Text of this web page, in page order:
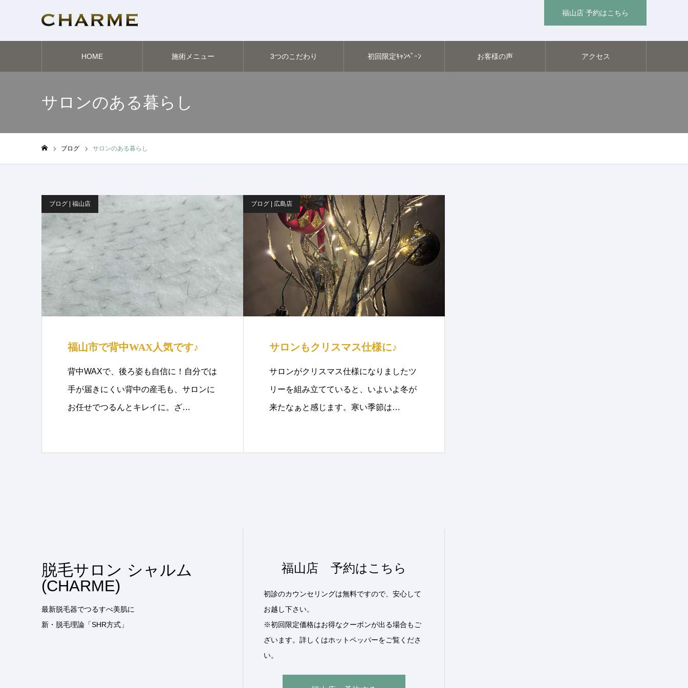
福山店 予約はこちら
HOME 施術メニュー 3つのこだわり 初回限定ｷｬﾝﾍﾟｰﾝ お客様の声 アクセス
サロンのある暮らし
ブログ サロンのある暮らし
ブログ | 福山店
福山市で背中WAX人気です♪
背中WAXで、後ろ姿も自信に！自分では
手が届きにくい背中の産毛も、サロンに
お任せでつるんとキレイに。ざ…
ブログ | 広島店
サロンもクリスマス仕様に♪
サロンがクリスマス仕様になりましたツ
リーを組み立てていると、いよいよ冬が
来たなぁと感じます。寒い季節は…
脱毛サロン シャルム
(CHARME)
最新脱毛器でつるすべ美肌に
新・脱毛理論「SHR方式」
福山店 予約はこちら
初診のカウンセリングは無料ですので、安心して
お越し下さい。
※初回限定価格はお得なクーポンが出る場合もご
ざいます。詳しくはホットペッパーをご覧くださ
い。